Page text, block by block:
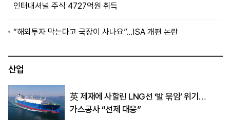
인터내셔널 주식 4727억원 취득
“해외투자 막는다고 국장이 사나요”…ISA 개편 논란
산업
英 제재에 사할린 LNG선 ‘발 묶임’ 위기…
가스공사 “선제 대응”